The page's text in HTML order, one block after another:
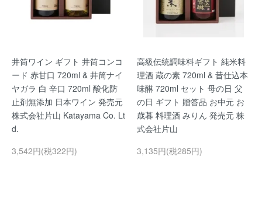
井筒ワイン ギフト 井筒コンコ
ード 赤甘口 720ml & 井筒ナイ
ヤガラ 白 辛口 720ml 酸化防
止剤無添加 日本ワイン 発売元
株式会社片山 Katayama Co. Lt
d.
3,542円(税322円)
高級伝統調味料ギフト 純米料
理酒 蔵の素 720ml & 昔仕込本
味醂 720ml セット 母の日 父
の日 ギフト 贈答品 お中元 お
歳暮 料理酒 みりん 発売元 株
式会社片山
3,135円(税285円)